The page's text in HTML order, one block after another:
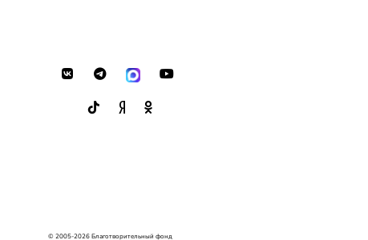
© 2005-2026 Благотворительный фонд